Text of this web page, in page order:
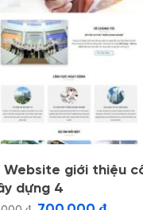
Website giới thiệu
dựng 4
Giá
Giá